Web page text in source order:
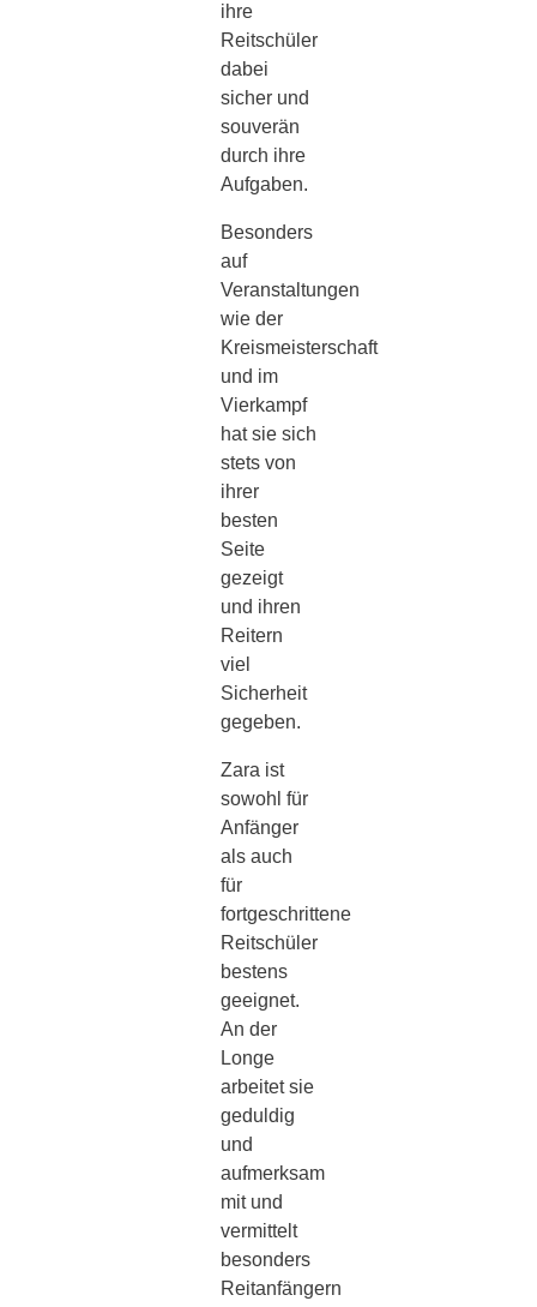
ihre
Reitschüler
dabei
sicher und
souverän
durch ihre
Aufgaben.
Besonders
auf
Veranstaltungen
wie der
Kreismeisterschaft
und im
Vierkampf
hat sie sich
stets von
ihrer
besten
Seite
gezeigt
und ihren
Reitern
viel
Sicherheit
gegeben.
Zara ist
sowohl für
Anfänger
als auch
für
fortgeschrittene
Reitschüler
bestens
geeignet.
An der
Longe
arbeitet sie
geduldig
und
aufmerksam
mit und
vermittelt
besonders
Reitanfängern